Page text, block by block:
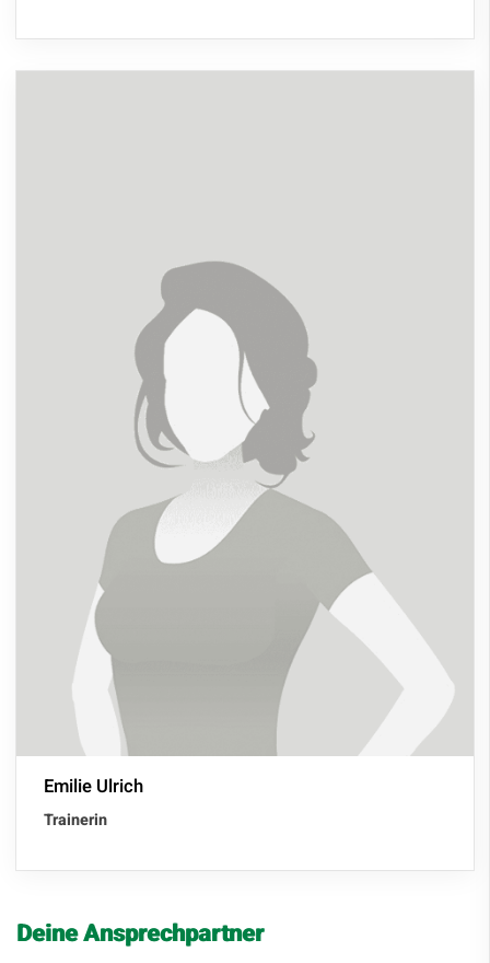
Emilie Ulrich
Trainerin
Deine Ansprechpartner